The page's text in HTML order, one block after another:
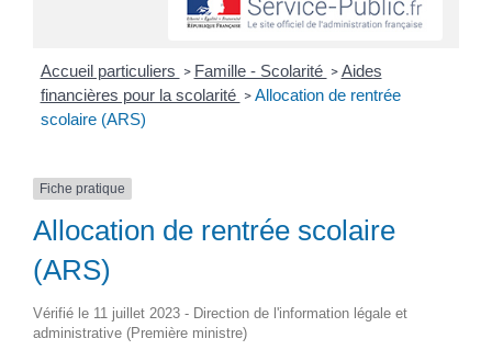
Accueil particuliers > Famille - Scolarité > Aides
financières pour la scolarité > Allocation de rentrée
scolaire (ARS)
Fiche pratique
Allocation de rentrée scolaire
(ARS)
Vérifié le 11 juillet 2023 - Direction de l'information légale et
administrative (Première ministre)